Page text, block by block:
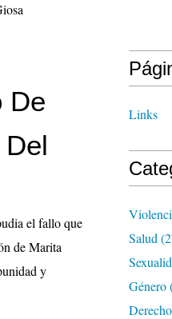
De
el fallo que
de Marita
y
Links
Salud
Género